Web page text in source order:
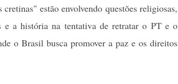
estão envolvendo questões religiosas,
e a história na tentativa de retratar o PT e o
o Brasil busca promover a paz e os direitos